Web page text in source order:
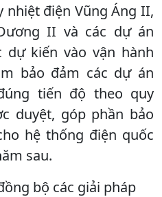
nhiệt điện Vũng Áng II,
II và các dự án
dự kiến vào vận hành
bảo đảm các dự án
tiến độ theo quy
duyệt, góp phần bảo
hệ thống điện quốc
sau.
bộ các giải pháp